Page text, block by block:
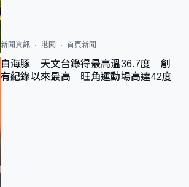
新聞資訊 港聞 首頁新聞
白海豚｜天文台錄得最高溫36.7度 創
有紀錄以來最高 旺角運動場高達42度